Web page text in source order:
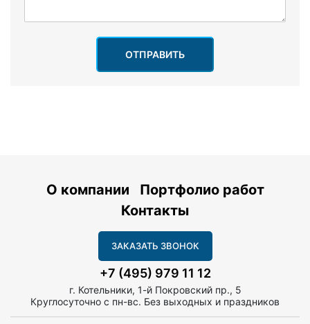
ОТПРАВИТЬ
О компании
Портфолио работ
Контакты
ЗАКАЗАТЬ ЗВОНОК
+7 (495) 979 11 12
г. Котельники, 1-й Покровский пр., 5
Круглосуточно с пн-вс. Без выходных и праздников